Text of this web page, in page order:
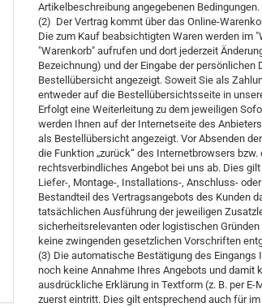
Artikelbeschreibung angegebenen Bedingungen.
(2) Der Vertrag kommt über das Online-
Die zum Kauf beabsichtigten Waren werden im
"Warenkorb" aufrufen und dort jederzeit
Bezeichnung) und der Eingabe der
Bestellübersicht angezeigt. Soweit Sie als
entweder auf die Bestellübersichtsseite in
Erfolgt eine Weiterleitung zu dem jeweiligen
werden Ihnen auf der Internetseite des
als Bestellübersicht angezeigt. Vor Absenden
die Funktion „zurück“ des Internetbrowsers
rechtsverbindliches Angebot bei uns ab. Dies
Liefer-, Montage-, Installations-, Anschluss-
Bestandteil des Vertragsangebots des Kunden
tatsächlichen Ausführung der jeweiligen
sicherheitsrelevanten oder logistischen
keine zwingenden gesetzlichen Vorschriften
(3) Die automatische Bestätigung des
noch keine Annahme Ihres Angebots und
ausdrückliche Erklärung in Textform (z. B. per
zuerst eintritt. Dies gilt entsprechend auch für